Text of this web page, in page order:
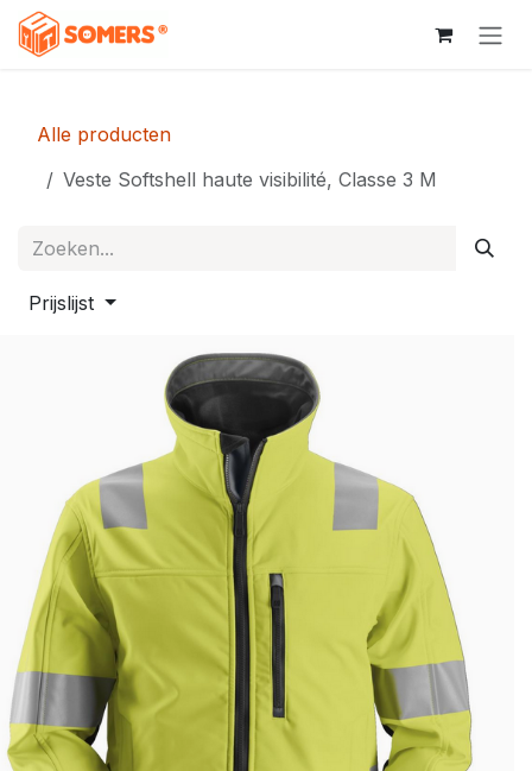
Overslaan naar inhoud
Alle producten
Veste Softshell haute visibilité, Classe 3 M
Prijslijst